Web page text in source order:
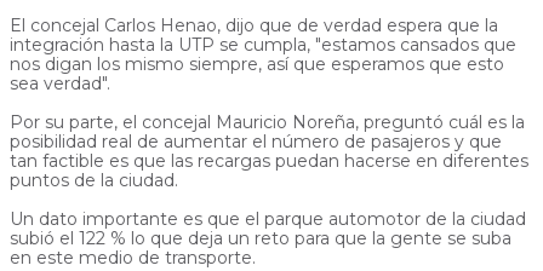
El concejal Carlos Henao, dijo que de verdad espera que la
integración hasta la UTP se cumpla, "estamos cansados que
nos digan los mismo siempre, así que esperamos que esto
sea verdad".
Por su parte, el concejal Mauricio Noreña, preguntó cuál es la
posibilidad real de aumentar el número de pasajeros y que
tan factible es que las recargas puedan hacerse en diferentes
puntos de la ciudad.
Un dato importante es que el parque automotor de la ciudad
subió el 122 % lo que deja un reto para que la gente se suba
en este medio de transporte.